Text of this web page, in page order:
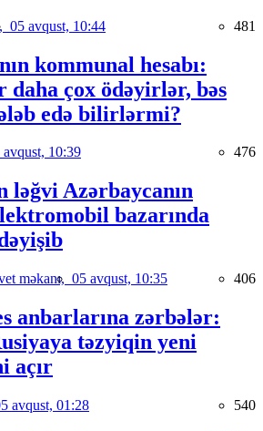
05 avqust, 10:44 481
kommunal hesabı:
daha çox ödəyirlər, bəs
edə bilirlərmi?
avqust, 10:39 476
ləğvi Azərbaycanın
bazarında
məkanı, 05 avqust, 10:35 406
anbarlarına zərbələr:
təzyiqin yeni
açır
avqust, 01:28 540